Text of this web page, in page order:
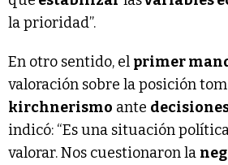
la prioridad”.
En otro sentido, el primer
valoración sobre la posición
kirchnerismo ante
indicó: “Es una situación
valorar. Nos cuestionaron la